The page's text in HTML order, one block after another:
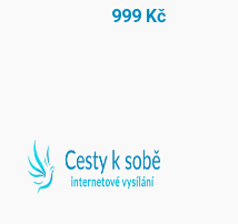
999 Kč